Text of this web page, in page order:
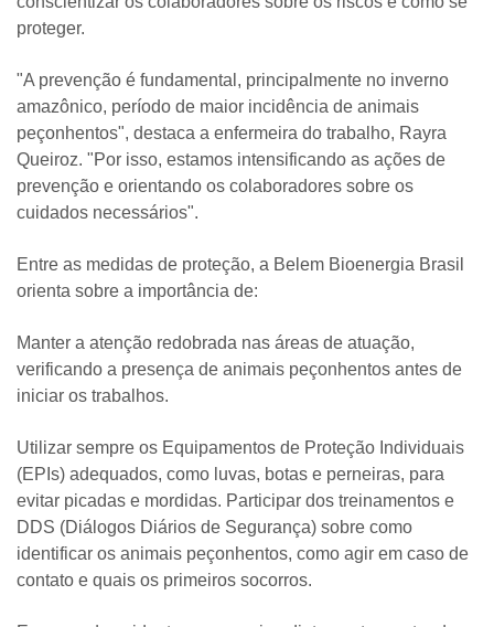
proteger.
"A prevenção é fundamental, principalmente no inverno
amazônico, período de maior incidência de animais
peçonhentos", destaca a enfermeira do trabalho, Rayra
Queiroz. "Por isso, estamos intensificando as ações de
prevenção e orientando os colaboradores sobre os
cuidados necessários".
Entre as medidas de proteção, a Belem Bioenergia Brasil
orienta sobre a importância de:
Manter a atenção redobrada nas áreas de atuação,
verificando a presença de animais peçonhentos antes de
iniciar os trabalhos.
Utilizar sempre os Equipamentos de Proteção Individuais
(EPIs) adequados, como luvas, botas e perneiras, para
evitar picadas e mordidas. Participar dos treinamentos e
DDS (Diálogos Diários de Segurança) sobre como
identificar os animais peçonhentos, como agir em caso de
contato e quais os primeiros socorros.